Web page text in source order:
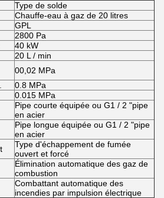
Type de solde
Chauffe-eau à gaz de 20 litres
GPL
2800 Pa
40 kW
20 L / min
00,02 MPa
0.8 MPa
0.015 MPa
Pipe courte équipée ou G1 / 2 "pipe
en acier
Pipe longue équipée ou G1 / 2 "pipe
en acier
Type d'échappement de fumée
ouvert et forcé
Élimination automatique des gaz de
combustion
Combattant automatique des
incendies par impulsion électrique